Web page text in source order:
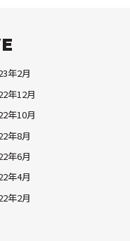
年2月
年12月
年10月
年8月
年6月
年4月
年2月